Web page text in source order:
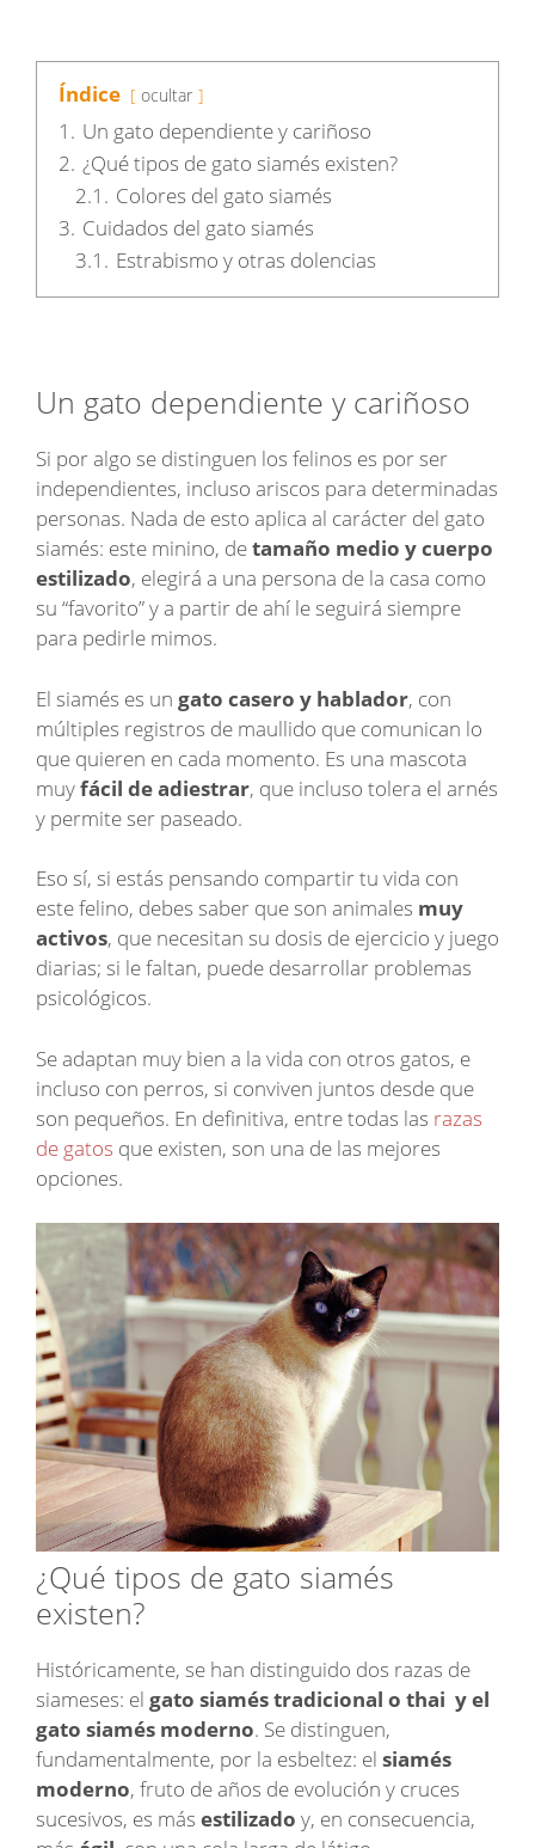
Índice ocultar
1. Un gato dependiente y cariñoso
2. ¿Qué tipos de gato siamés existen?
2.1. Colores del gato siamés
3. Cuidados del gato siamés
3.1. Estrabismo y otras dolencias
Un gato dependiente y cariñoso
Si por algo se distinguen los felinos es por ser
independientes, incluso ariscos para determinadas
personas. Nada de esto aplica al carácter del gato
siamés: este minino, detamaño medio y cuerpo
estilizado, elegirá a una persona de la casa como
su “favorito” y a partir de ahí le seguirá siempre
para pedirle mimos.
El siamés es un gato casero y hablador, con
múltiples registros de maullido que comunican lo
que quieren en cada momento. Es una mascota
muyfácil de adiestrar, que incluso tolera el arnés
y permite ser paseado.
Eso sí, si estás pensando compartir tu vida con
este felino, debes saber que son animales muy
activos, que necesitan su dosis de ejercicio y juego
diarias; si le faltan, puede desarrollar problemas
psicológicos.
Se adaptan muy bien a la vida con otros gatos, e
incluso con perros, si conviven juntos desde que
son pequeños. En definitiva, entre todas las razas
de gatos que existen, son una de las mejores
opciones.
¿Qué tipos de gato siamés
existen?
Históricamente, se han distinguido dos razas de
siameses: el gato siamés tradicional o thai y el
gato siamés moderno. Se distinguen,
fundamentalmente, por la esbeltez: el siamés
moderno, fruto de años de evolución y cruces
sucesivos, es más estilizado y, en consecuencia,